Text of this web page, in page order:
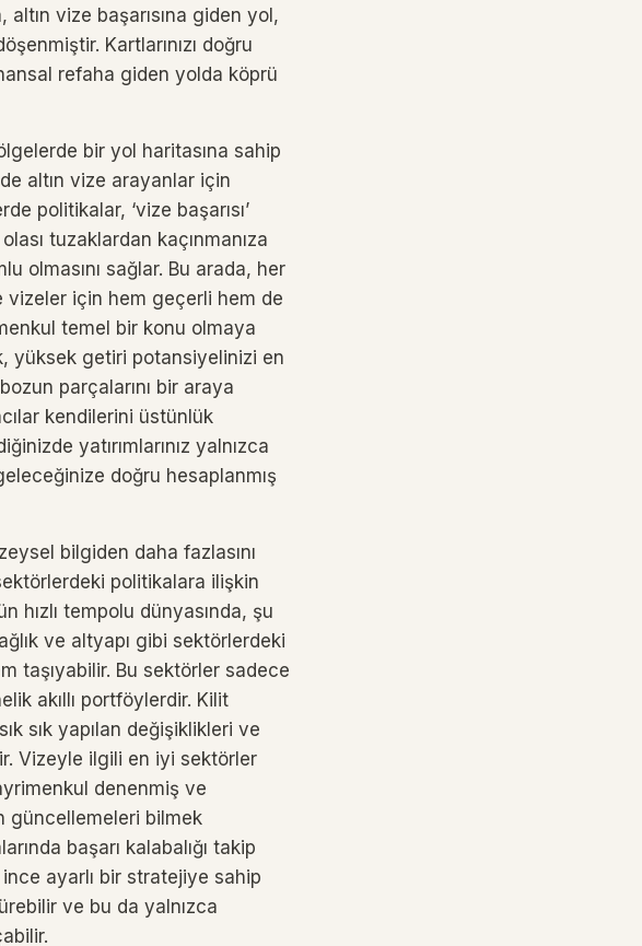
altın vize başarısına giden yol,
Kartlarınızı doğru
refaha giden yolda köprü
bir yol haritasına sahip
altın vize arayanlar için
politikalar, ‘vize başarısı’
tuzaklardan kaçınmanıza
olmasını sağlar. Bu arada, her
vizeler için hem geçerli hem de
temel bir konu olmaya
yüksek getiri potansiyelinizi en
parçalarını bir araya
kendilerini üstünlük
yatırımlarınız yalnızca
doğru hesaplanmış
bilgiden daha fazlasını
politikalara ilişkin
hızlı tempolu dünyasında, şu
ve altyapı gibi sektörlerdeki
taşıyabilir. Bu sektörler sadece
akıllı portföylerdir. Kilit
sık yapılan değişiklikleri ve
Vizeyle ilgili en iyi sektörler
denenmiş ve
güncellemeleri bilmek
başarı kalabalığı takip
ayarlı bir stratejiye sahip
ve bu da yalnızca